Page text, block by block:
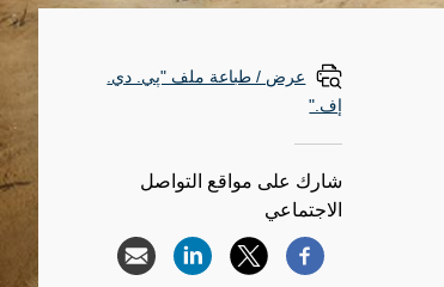
عرض / طباعة ملف "پي. دي.
إف."
شارك على مواقع التواصل
الاجتماعي